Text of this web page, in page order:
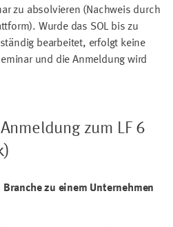
zu absolvieren (Nachweis durch
Wurde das SOL bis zu
bearbeitet, erfolgt keine
und die Anmeldung wird
zum LF 6
zu einem Unternehmen